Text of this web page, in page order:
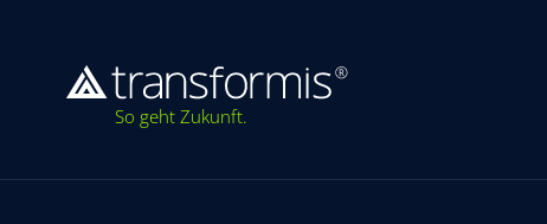
So geht Zukunft.